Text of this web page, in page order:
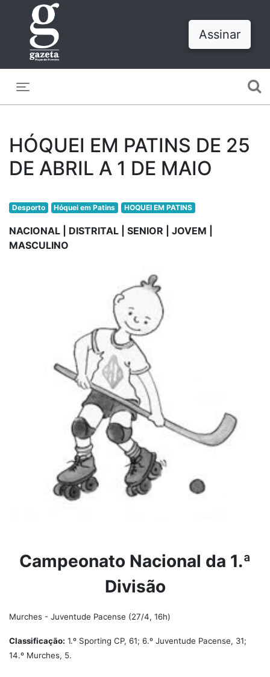
Assinar
HÓQUEI EM PATINS DE 25
DE ABRIL A 1 DE MAIO
Desporto Hóquei em Patins HOQUEI EM PATINS
NACIONAL | DISTRITAL | SENIOR | JOVEM |
MASCULINO
Campeonato Nacional da 1.ª
Divisão
Murches - Juventude Pacense (27/4, 16h)
Classificação: 1.º Sporting CP, 61; 6.º Juventude Pacense, 31;
14.º Murches, 5.